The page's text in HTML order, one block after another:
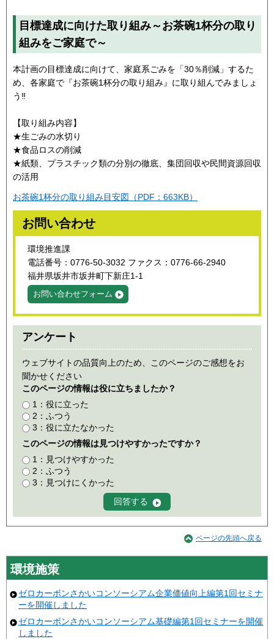
目標達成に向けた取り組み～お茶碗1杯分の取り
組みをご家庭で～
本計画の目標達成に向けて、家庭系ごみを「30％削減」するた
め、各家庭で『お茶碗1杯分の取り組み』に取り組んでみましょ
う‼
【取り組み内容】
★生ごみの水切り
★食品ロスの削減
★紙類、プラスチック類の分別の徹底、集団回収や民間資源回収
の活用
お茶碗1杯分の取り組み目安図（PDF：663KB）
お問い合わせ
環境推進課
電話番号：0776-50-3032 ファクス：0776-66-2940
福井県坂井市坂井町下新庄1-1
お問い合わせフォーム
アンケート
ウェブサイトの品質向上のため、このページのご感想をお
聞かせください
このページの情報は役に立ちましたか？
1：役に立った
2：ふつう
3：役に立たなかった
このページの情報は見つけやすかったですか？
1：見つけやすかった
2：ふつう
3：見つけにくかった
ページの先頭へ戻る
環境施策
ゼロカーボンさかいコンソーシアム企業価値向上編第1回セミナ
ーを開催しました
ゼロカーボンさかいコンソーシアム基礎編第1回セミナーを開催
しました